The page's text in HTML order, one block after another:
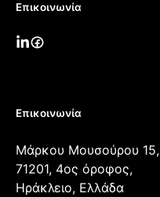
Επικοινωνία
Επικοινωνία
Μάρκου Μουσούρου 15,
71201, 4ος όροφος,
Ηράκλειο, Ελλάδα